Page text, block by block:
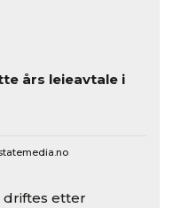
års leieavtale i
driftes etter